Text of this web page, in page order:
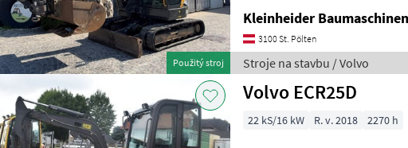
Použitý stroj
Kleinheider
3100 St. Pölten
Stroje na stavbu / Volvo
Volvo ECR25D
22 kS/16 kW R. v. 2018 2270 h